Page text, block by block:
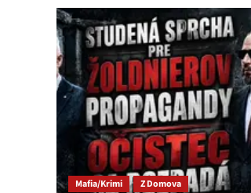
Grohling:
Fica
dáme
dolu
aj
za
cenu
chaosu
po
návrate
Matoviča
k
moci
Mafia/Krimi Z Domova